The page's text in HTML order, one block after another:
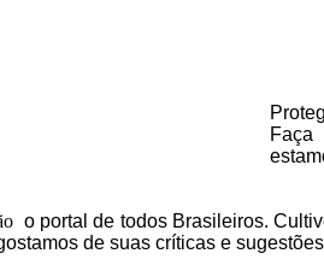
Faça
o portalde todos Brasileiros.
ostamos de suas críticas e